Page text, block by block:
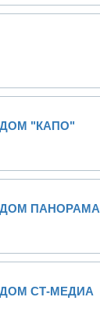
"КАПО"
ПАНОРАМА
СТ-МЕДИА